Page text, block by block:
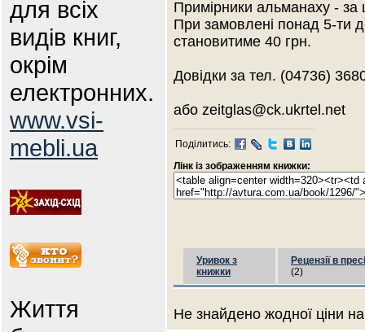
для всіх
видів книг,
окрім
електронних.
www.vsi-
mebli.ua
Життя
Примірники альманаху - за
При замовлені понад 5-ти
становитиме 40 грн.
Довідки за тел. (04736)
або zeitglas@ck.ukrtel.net
Поділитись:
Лінк із зображенням книжки:
Уривок з
книжки
Рецензії в пресі
(2)
Не знайдено жодної ціни